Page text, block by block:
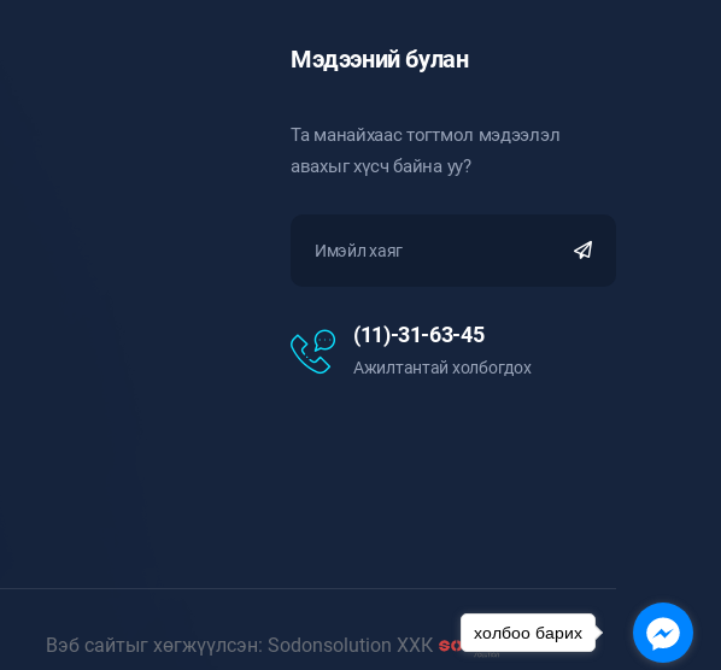
Мэдээний булан
Та манайхаас тогтмол мэдээлэл
авахыг хүсч байна уу?
(11)-31-63-45
Ажилтантай холбогдох
Вэб сайтыг хөгжүүлсэн: Sodonsolution ХХК
холбоо барих